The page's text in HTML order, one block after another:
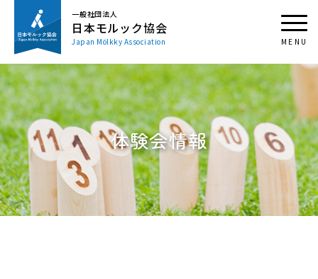
一般社団法人
日本モルック協会
Japan Mölkky Association
体験会情報